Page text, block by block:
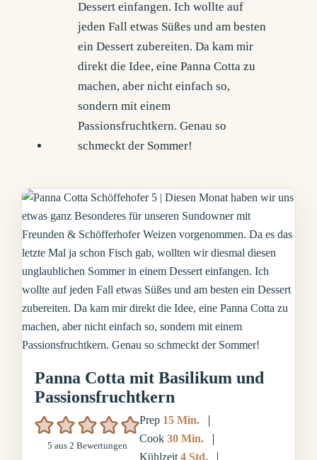
Panna Cotta mit Basilikum und
Passionsfruchtkern
5 aus 2 Bewertungen
Prep 15Minuten
Min.
Cook30Minuten
Min.
Kühlzeit4Stunden
Std.